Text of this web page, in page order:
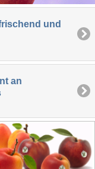
und
an